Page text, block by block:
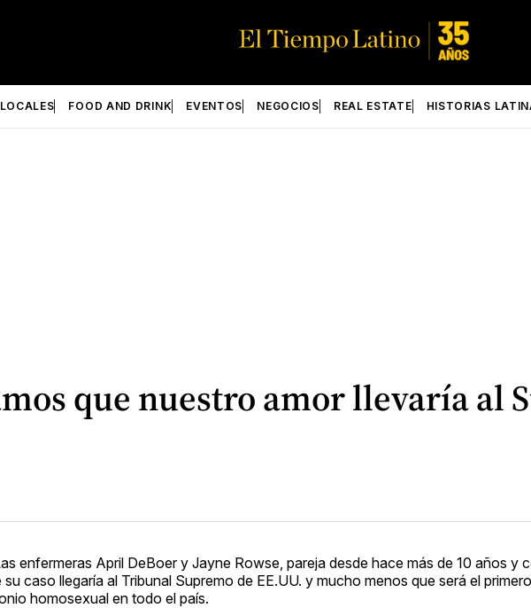
LOCALES FOOD AND DRINK EVENTOS NEGOCIOS REAL ESTATE HISTORIAS
que nuestro amor llevaría al
enfermeras April DeBoer y Jayne Rowse, pareja desde hace más de 10 años y
caso llegaría al Tribunal Supremo de EE.UU. y mucho menos que será el
homosexual en todo el país.